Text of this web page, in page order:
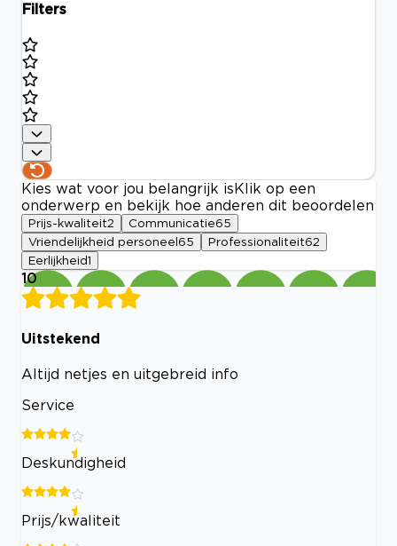
Filters
Kies wat voor jou belangrijk is Klik op een
onderwerp en bekijk hoe anderen dit beoordelen
Prijs-kwaliteit2 Communicatie65
Vriendelijkheid personeel 65 Professionaliteit62
Eerlijkheid1
10
Uitstekend
Altijd netjes en uitgebreid info
Service
Deskundigheid
Prijs/kwaliteit